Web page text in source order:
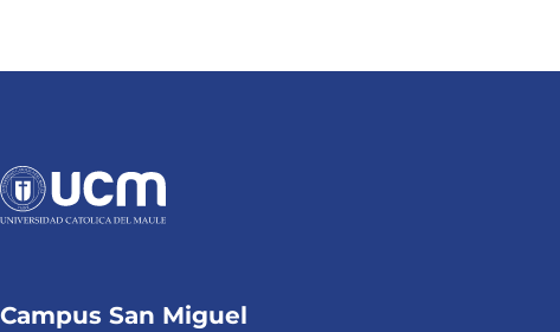
Campus San Miguel